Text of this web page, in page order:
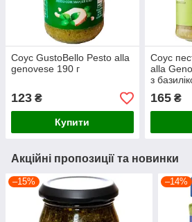
Соус GustoBello Pesto alla
genovese 190 г
123 ₴
Купити
Соус
alla
з
190 г
165₴
Акційні пропозиції та новинки
–15% –14%